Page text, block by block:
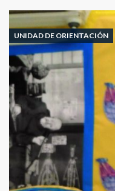
LA
LENGUA
DE
UNIDAD DE ORIENTACIÓN